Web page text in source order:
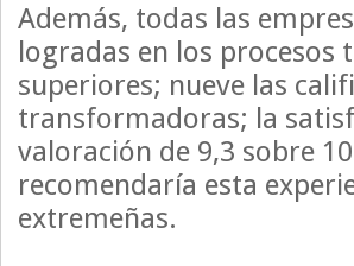
Además, todas las
logradas en los procesos
superiores; nueve las
transformadoras; la
valoración de 9,3 sobre
recomendaría esta
extremeñas.